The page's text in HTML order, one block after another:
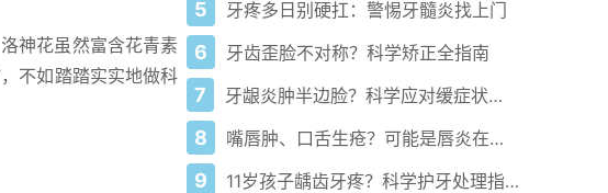
神花虽然富含花青素
不如踏踏实实地做科
5 牙疼多日别硬扛：警惕牙髓炎找上门
6 牙齿歪脸不对称？科学矫正全指南
7 牙龈炎肿半边脸？科学应对缓症状避加重
8 嘴唇肿、口舌生疮？可能是唇炎在作怪
9 11岁孩子龋齿牙疼？科学护牙处理指南